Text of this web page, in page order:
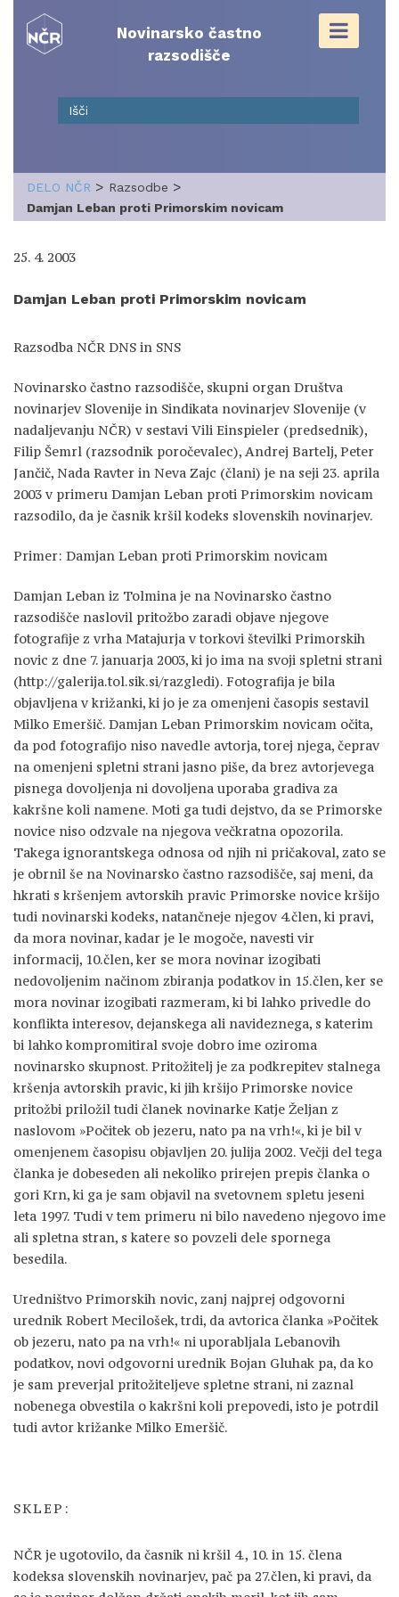
content
Novinarsko častno
razsodišče
DELO NČR > Razsodbe >
Damjan Leban proti Primorskim novicam
25. 4. 2003
Damjan Leban proti Primorskim novicam
Razsodba NČR DNS in SNS
Novinarsko častno razsodišče, skupni organ Društva
novinarjev Slovenije in Sindikata novinarjev Slovenije (v
nadaljevanju NČR) v sestavi Vili Einspieler (predsednik),
Filip Šemrl (razsodnik poročevalec), Andrej Bartelj, Peter
Jančič, Nada Ravter in Neva Zajc (člani) je na seji 23. aprila
2003 v primeru Damjan Leban proti Primorskim novicam
razsodilo, da je časnik kršil kodeks slovenskih novinarjev.
Primer: Damjan Leban proti Primorskim novicam
Damjan Leban iz Tolmina je na Novinarsko častno
razsodišče naslovil pritožbo zaradi objave njegove
fotografije z vrha Matajurja v torkovi številki Primorskih
novic z dne 7. januarja 2003, ki jo ima na svoji spletni strani
(http://galerija.tol.sik.si/razgledi). Fotografija je bila
objavljena v križanki, ki jo je za omenjeni časopis sestavil
Milko Emeršič. Damjan Leban Primorskim novicam očita,
da pod fotografijo niso navedle avtorja, torej njega, čeprav
na omenjeni spletni strani jasno piše, da brez avtorjevega
pisnega dovoljenja ni dovoljena uporaba gradiva za
kakršne koli namene. Moti ga tudi dejstvo, da se Primorske
novice niso odzvale na njegova večkratna opozorila.
Takega ignorantskega odnosa od njih ni pričakoval, zato se
je obrnil še na Novinarsko častno razsodišče, saj meni, da
hkrati s kršenjem avtorskih pravic Primorske novice kršijo
tudi novinarski kodeks, natančneje njegov 4.člen, ki pravi,
da mora novinar, kadar je le mogoče, navesti vir
informacij, 10.člen, ker se mora novinar izogibati
nedovoljenim načinom zbiranja podatkov in 15.člen, ker se
mora novinar izogibati razmeram, ki bi lahko privedle do
konflikta interesov, dejanskega ali navideznega, s katerim
bi lahko kompromitiral svoje dobro ime oziroma
novinarsko skupnost. Pritožitelj je za podkrepitev stalnega
kršenja avtorskih pravic, ki jih kršijo Primorske novice
pritožbi priložil tudi članek novinarke Katje Željan z
naslovom »Počitek ob jezeru, nato pa na vrh!«, ki je bil v
omenjenem časopisu objavljen 20. julija 2002. Večji del tega
članka je dobeseden ali nekoliko prirejen prepis članka o
gori Krn, ki ga je sam objavil na svetovnem spletu jeseni
leta 1997. Tudi v tem primeru ni bilo navedeno njegovo ime
ali spletna stran, s katere so povzeli dele spornega
besedila.
Uredništvo Primorskih novic, zanj najprej odgovorni
urednik Robert Mecilošek, trdi, da avtorica članka »Počitek
ob jezeru, nato pa na vrh!« ni uporabljala Lebanovih
podatkov, novi odgovorni urednik Bojan Gluhak pa, da ko
je sam preverjal pritožiteljeve spletne strani, ni zaznal
nobenega obvestila o kakršni koli prepovedi, isto je potrdil
tudi avtor križanke Milko Emeršič.
SKLEP:
NČR je ugotovilo, da časnik ni kršil 4., 10. in 15. člena
kodeksa slovenskih novinarjev, pač pa 27.člen, ki pravi, da